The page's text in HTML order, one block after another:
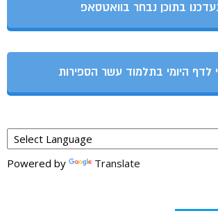
בתוכן נבחר בוואטסאפ
לדף היומי בתלמוד עשר הספירות
Powered by Translate